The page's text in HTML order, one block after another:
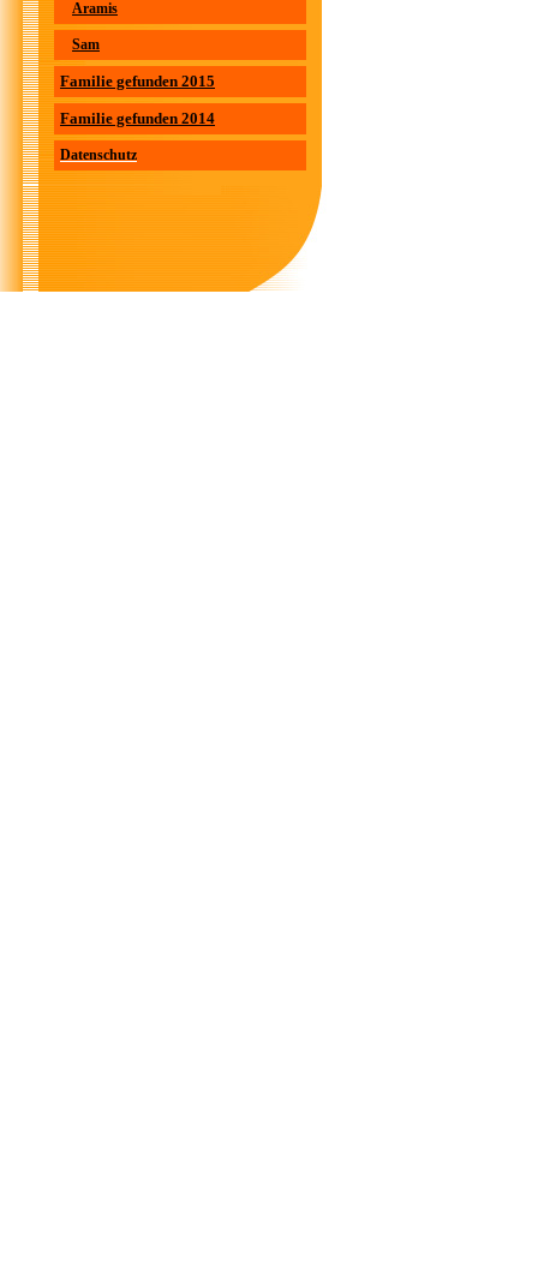
Aramis
Sam
Familie gefunden 2015
Familie gefunden 2014
Datenschutz